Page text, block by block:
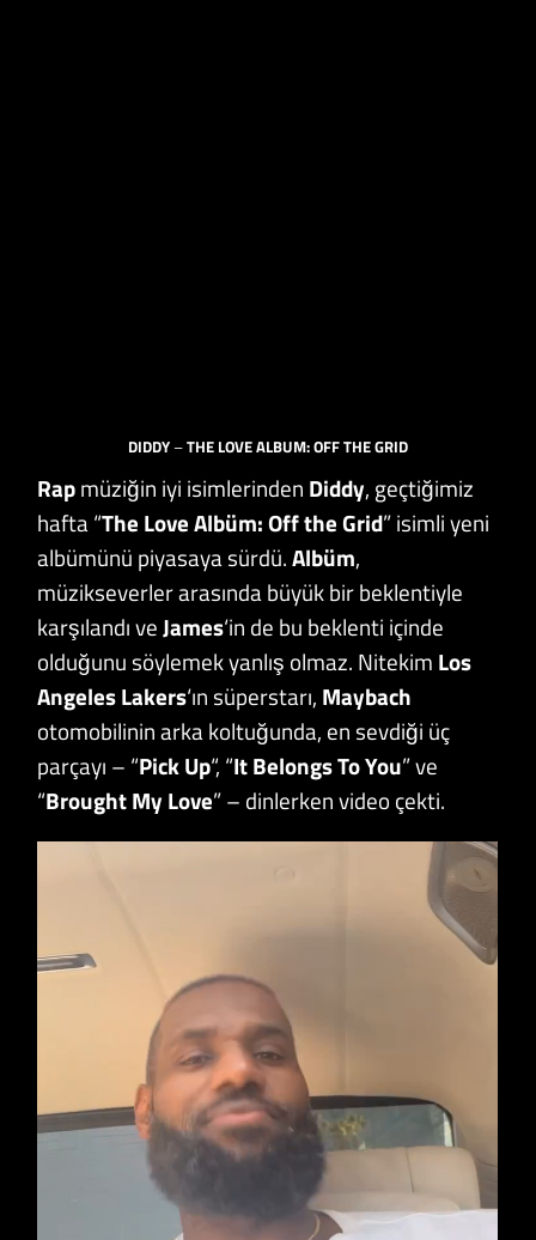
DIDDY–THE LOVE ALBUM: OFF THE GRID
Rapmüziğin iyi isimlerinden Diddy, geçtiğimiz
hafta “The Love Albüm: Off the Grid” isimli yeni
albümünü piyasaya sürdü.Albüm,
müzikseverler arasında büyük bir beklentiyle
karşılandı veJames‘in de bu beklenti içinde
olduğunu söylemek yanlış olmaz. Nitekim Los
Angeles Lakers‘ın süperstarı, Maybach
otomobilinin arka koltuğunda, en sevdiği üç
parçayı – “Pick Up“, “It Belongs To You” ve
“Brought My Love” – dinlerken video çekti.